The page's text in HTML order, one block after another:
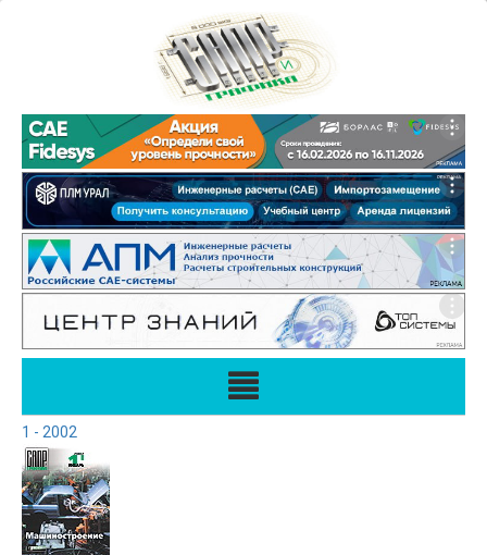
1 - 2002